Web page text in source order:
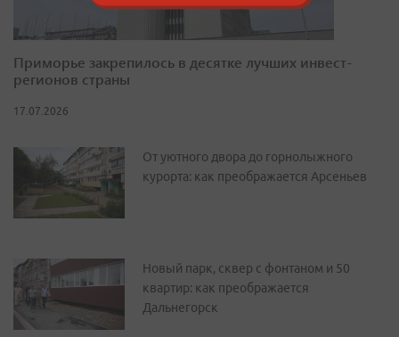
Приморье закрепилось в десятке лучших инвест-
регионов страны
17.07.2026
От уютного двора до горнолыжного
курорта: как преображается Арсеньев
Новый парк, сквер с фонтаном и 50
квартир: как преображается
Дальнегорск